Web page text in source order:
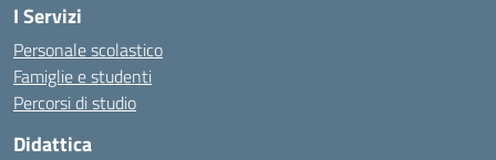
I Servizi
Personale scolastico
Famiglie e studenti
Percorsi di studio
Didattica